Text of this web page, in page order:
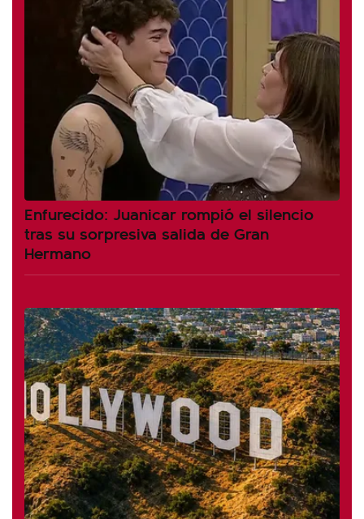
Enfurecido: Juanicar rompió el silencio
tras su sorpresiva salida de Gran
Hermano